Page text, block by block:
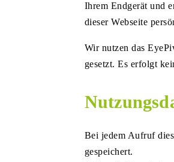
Ihrem Endgerät und
dieser Webseite
Wir nutzen das
gesetzt. Es erfolgt
Bei jedem Aufruf
gespeichert.